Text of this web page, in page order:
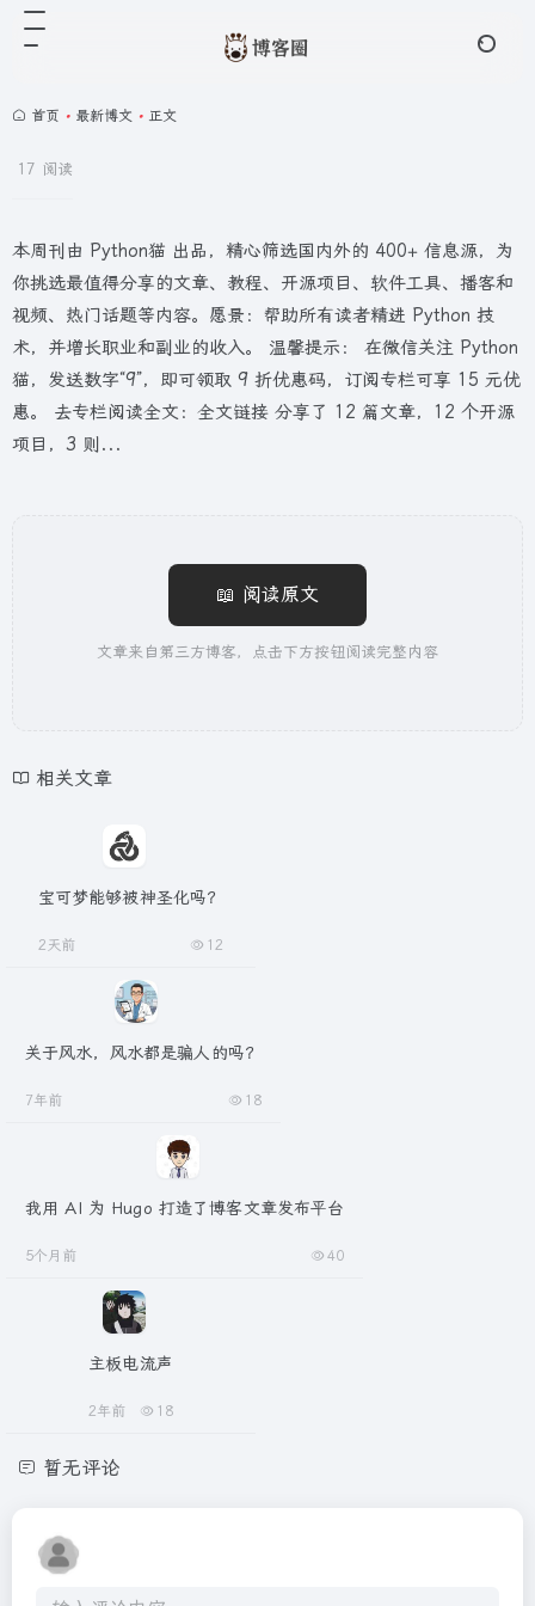
首页 • 最新博文 • 正文
17 阅读
本周刊由 Python猫 出品，精心筛选国内外的 400+ 信息源，为
你挑选最值得分享的文章、教程、开源项目、软件工具、播客和
视频、热门话题等内容。愿景：帮助所有读者精进 Python 技
术，并增长职业和副业的收入。 温馨提示： 在微信关注 Python
猫，发送数字“9”，即可领取 9 折优惠码，订阅专栏可享 15 元优
惠。 去专栏阅读全文：全文链接 分享了 12 篇文章，12 个开源
项目，3 则...
📖 阅读原文
文章来自第三方博客，点击下方按钮阅读完整内容
相关文章
宝可梦能够被神圣化吗？
2天前 12
关于风水，风水都是骗人的吗？
7年前 18
我用 AI 为 Hugo 打造了博客文章发布平台
5个月前 40
主板电流声
2年前 18
暂无评论